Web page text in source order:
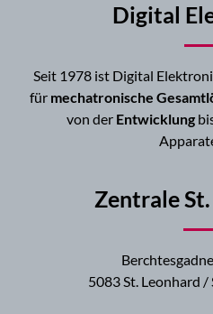
Digital
Seit 1978 ist Digital
für mechatronische
von der Entwicklung
Zentrale
5083 St. Leonhard